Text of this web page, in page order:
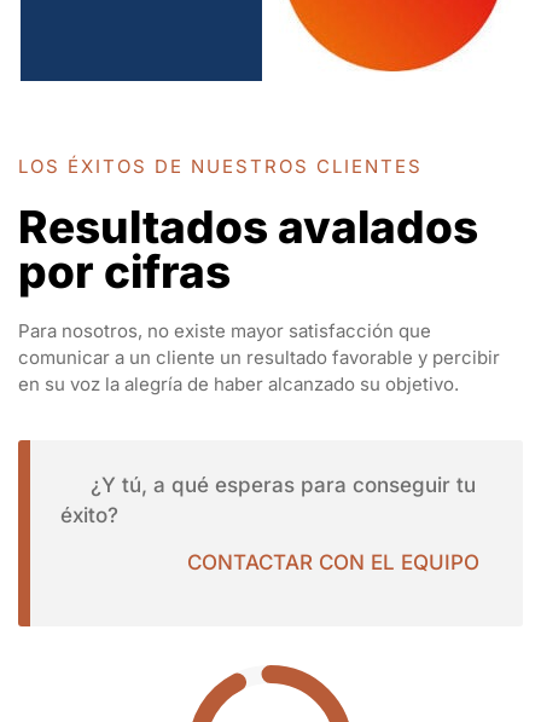
LOS ÉXITOS DE NUESTROS CLIENTES
Resultados avalados
por cifras
Para nosotros, no existe mayor satisfacción que
comunicar a un cliente un resultado favorable y percibir
en su voz la alegría de haber alcanzado su objetivo.
¿Y tú, a qué esperas para conseguir tu
éxito?
CONTACTAR CON EL EQUIPO